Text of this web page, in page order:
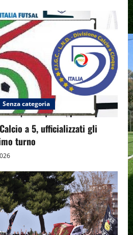
Senza categoria
a 5, ufficializzati gli
turno